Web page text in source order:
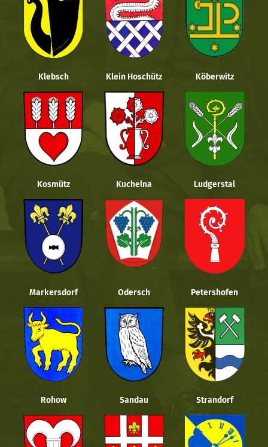
Klebsch Klein Hoschütz Köberwitz
Kosmütz Kuchelna Ludgerstal
Markersdorf Odersch Petershofen
Rohow Sandau Strandorf